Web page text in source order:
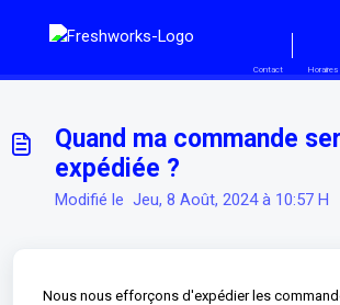
Contact Horaires
Quand ma commande
expédiée ?
Modifié le Jeu, 8 Août, 2024 à 10:57 H
Nous nous efforçons d'expédier les